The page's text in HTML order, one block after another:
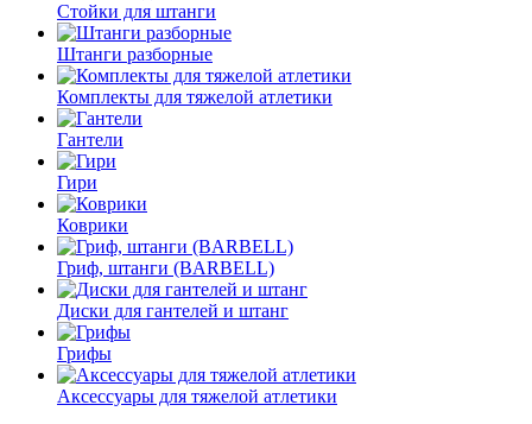
Стойки для штанги
Штанги разборные
Комплекты для тяжелой атлетики
Гантели
Гири
Коврики
Гриф, штанги (BARBELL)
Диски для гантелей и штанг
Грифы
Аксессуары для тяжелой атлетики